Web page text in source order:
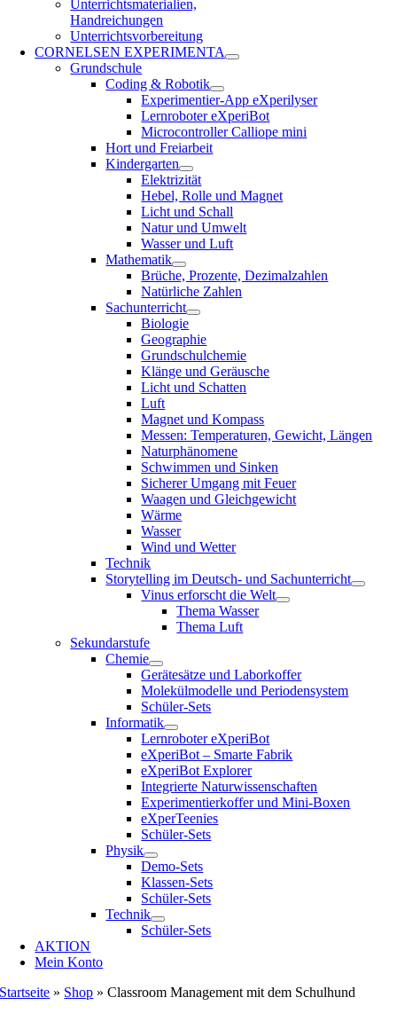
Unterrichtsmaterialien,
Handreichungen
Unterrichtsvorbereitung
CORNELSEN EXPERIMENTA
Grundschule
Coding & Robotik
Experimentier-App eXperilyser
Lernroboter eXperiBot
Microcontroller Calliope mini
Hort und Freiarbeit
Kindergarten
Elektrizität
Hebel, Rolle und Magnet
Licht und Schall
Natur und Umwelt
Wasser und Luft
Mathematik
Brüche, Prozente, Dezimalzahlen
Natürliche Zahlen
Sachunterricht
Biologie
Geographie
Grundschulchemie
Klänge und Geräusche
Licht und Schatten
Luft
Magnet und Kompass
Messen: Temperaturen, Gewicht, Längen
Naturphänomene
Schwimmen und Sinken
Sicherer Umgang mit Feuer
Waagen und Gleichgewicht
Wärme
Wasser
Wind und Wetter
Technik
Storytelling im Deutsch- und Sachunterricht
Vinus erforscht die Welt
Thema Wasser
Thema Luft
Sekundarstufe
Chemie
Gerätesätze und Laborkoffer
Molekülmodelle und Periodensystem
Schüler-Sets
Informatik
Lernroboter eXperiBot
eXperiBot – Smarte Fabrik
eXperiBot Explorer
Integrierte Naturwissenschaften
Experimentierkoffer und Mini-Boxen
eXperTeenies
Schüler-Sets
Physik
Demo-Sets
Klassen-Sets
Schüler-Sets
Technik
Schüler-Sets
AKTION
Mein Konto
Startseite » Shop »Classroom Management mit dem Schulhund